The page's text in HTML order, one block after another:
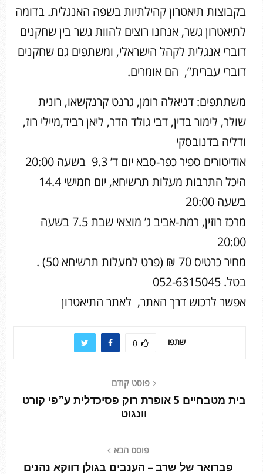
בקבוצות תיאטרון קהילתיות בשפה האנגלית. בדומה
לתיאטרון גשר, אנחנו רוצים להוות גשר בין שחקנים
דוברי אנגלית לקהל הישראלי, ומשתפים גם שחקנים
דוברי עברית”, הם אומרים.
משתתפים: דניאלה רומן, גרנט קרנקשאו, רונית
שולר, לימור בדין, דבי גולד הדר, ליאן רביד,מיילי רוז,
ודליה בדנובסקי
אודיטורים ספיר כפר-סבא יום ד’ 9.3 בשעה 20:00
היכל התרבות מעלות תרשיחא, יום חמישי 14.4
בשעה 20:00
מרכז רוזין, רמת-אביב ג’ מוצאי שבת 7.5 בשעה
20:00
מחיר כרטיס 70 ₪ (פרט למעלות תרשיחא 50) .
בטל. 052-6315045
אפשר לרכוש דרך האתר, לאתר התיאטרון
שתפו 0
פוסט קודם
בית מטבחיים 5 אופרת רוק פסיכדלית ע”פי קורט
וונגוט
פוסט הבא
פברואר של שרב – הענבים בגולן דווקא נהנים